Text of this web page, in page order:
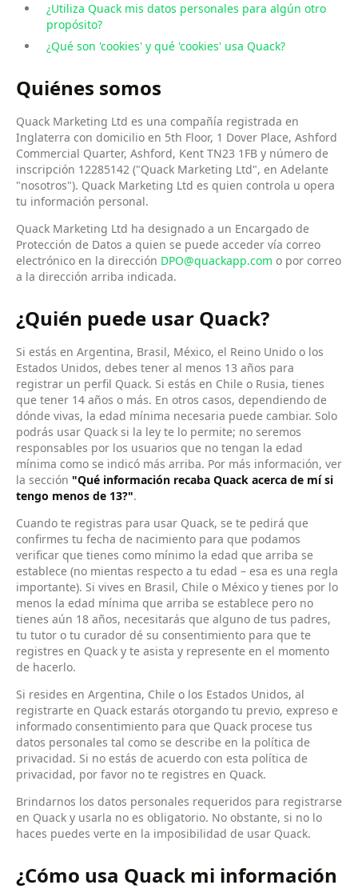
¿Utiliza Quack mis datos personales para algún otro
propósito?
¿Qué son 'cookies' y qué 'cookies' usa Quack?
Quiénes somos
Quack Marketing Ltd es una compañía registrada en
Inglaterra con domicilio en 5th Floor, 1 Dover Place, Ashford
Commercial Quarter, Ashford, Kent TN23 1FB y número de
inscripción 12285142 ("Quack Marketing Ltd", en Adelante
"nosotros"). Quack Marketing Ltd es quien controla u opera
tu información personal.
Quack Marketing Ltd ha designado a un Encargado de
Protección de Datos a quien se puede acceder vía correo
electrónico en la dirección DPO@quackapp.com o por correo
a la dirección arriba indicada.
¿Quién puede usar Quack?
Si estás en Argentina, Brasil, México, el Reino Unido o los
Estados Unidos, debes tener al menos 13 años para
registrar un perfil Quack. Si estás en Chile o Rusia, tienes
que tener 14 años o más. En otros casos, dependiendo de
dónde vivas, la edad mínima necesaria puede cambiar. Solo
podrás usar Quack si la ley te lo permite; no seremos
responsables por los usuarios que no tengan la edad
mínima como se indicó más arriba. Por más información, ver
la sección "Qué información recaba Quack acerca de mí si
tengo menos de 13?".
Cuando te registras para usar Quack, se te pedirá que
confirmes tu fecha de nacimiento para que podamos
verificar que tienes como mínimo la edad que arriba se
establece (no mientas respecto a tu edad – esa es una regla
importante). Si vives en Brasil, Chile o México y tienes por lo
menos la edad mínima que arriba se establece pero no
tienes aún 18 años, necesitarás que alguno de tus padres,
tu tutor o tu curador dé su consentimiento para que te
registres en Quack y te asista y represente en el momento
de hacerlo.
Si resides en Argentina, Chile o los Estados Unidos, al
registrarte en Quack estarás otorgando tu previo, expreso e
informado consentimiento para que Quack procese tus
datos personales tal como se describe en la política de
privacidad. Si no estás de acuerdo con esta política de
privacidad, por favor no te registres en Quack.
Brindarnos los datos personales requeridos para registrarse
en Quack y usarla no es obligatorio. No obstante, si no lo
haces puedes verte en la imposibilidad de usar Quack.
¿Cómo usa Quack mi información